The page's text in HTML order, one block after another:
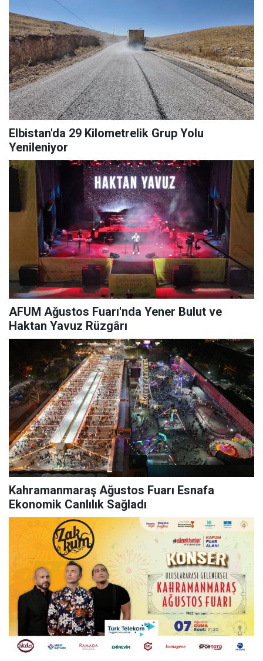
Elbistan'da 29 Kilometrelik Grup Yolu
Yenileniyor
AFUM Ağustos Fuarı'nda Yener Bulut ve
Haktan Yavuz Rüzgârı
Kahramanmaraş Ağustos Fuarı Esnafa
Ekonomik Canlılık Sağladı